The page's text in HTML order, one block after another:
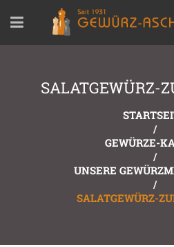
SALATGEWÜRZ-
/
GEWÜRZE-
/
UNSERE
/
SALATGEWÜRZ-